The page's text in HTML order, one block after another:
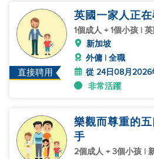
直接聘用
英國一家人正
1個成人 + 1個小孩 |
新加坡
外傭 | 全職
從 24日08月2026
非常活躍
樂觀而尊重的
手
2個成人 + 3個小孩 |